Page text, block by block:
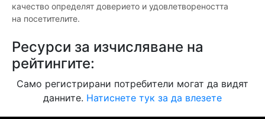
качество определят доверието и удовлетвореността
на посетителите.
Ресурси за изчисляване на
рейтингите:
Само регистрирани потребители могат да видят
данните. Натиснете тук за да влезете